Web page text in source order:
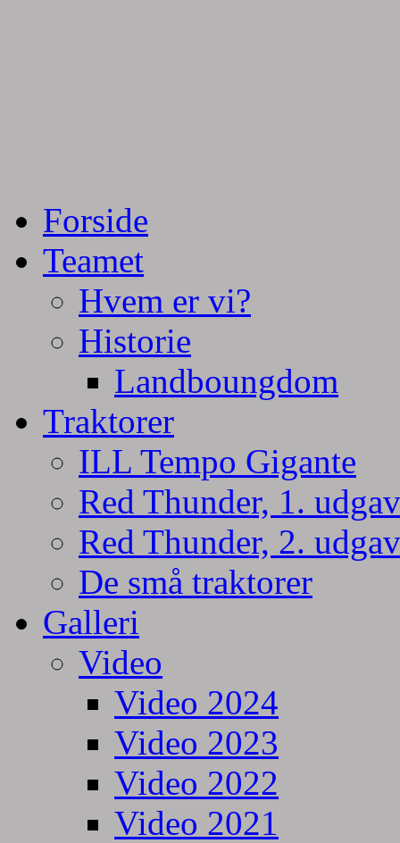
Forside
Teamet
Hvem er vi?
Historie
Landboungdom
Traktorer
ILL Tempo Gigante
Red Thunder, 1.
Red Thunder, 2.
De små traktorer
Galleri
Video
Video 2024
Video 2023
Video 2022
Video 2021